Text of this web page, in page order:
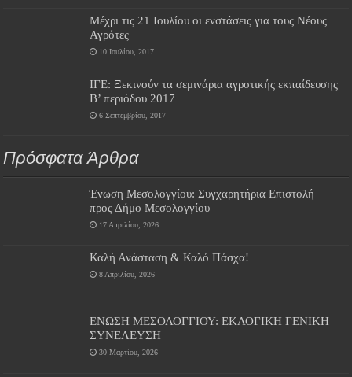
Μέχρι τις 21 Ιουλίου οι ενστάσεις για τους Νέους
Αγρότες
10 Ιουλίου, 2017
ΙΓΕ: Ξεκινούν τα σεμινάρια αγροτικής εκπαίδευσης
Β’ περιόδου 2017
6 Σεπτεμβρίου, 2017
Πρόσφατα Άρθρα
Ένωση Μεσολογγίου: Συγχαρητήρια Επιστολή
προς Δήμο Μεσολογγίου
17 Απριλίου, 2026
Καλή Ανάσταση & Καλό Πάσχα!
8 Απριλίου, 2026
ΕΝΩΣΗ ΜΕΣΟΛΟΓΓΙΟΥ: ΕΚΛΟΓΙΚΗ ΓΕΝΙΚΗ
ΣΥΝΕΛΕΥΣΗ
30 Μαρτίου, 2026